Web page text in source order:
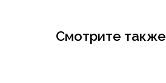
Смотрите также